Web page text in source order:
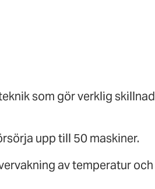
som gör verklig
upp till 50 maskiner.
av temperatur